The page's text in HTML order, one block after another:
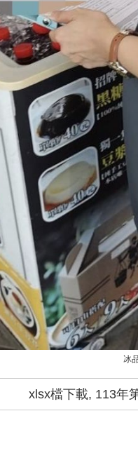
冰
xlsx檔下載, 113年